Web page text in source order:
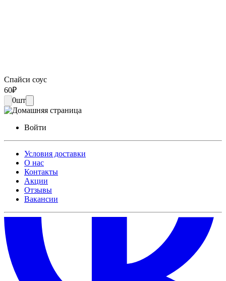
Спайси соус
60₽
0шт
Войти
Условия доставки
О нас
Контакты
Акции
Отзывы
Вакансии